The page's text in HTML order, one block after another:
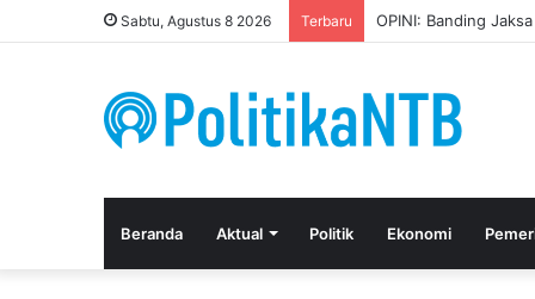
Sabtu, Agustus 8 2026 Terbaru OPINI: Banding
Beranda Aktual Politik Ekonomi